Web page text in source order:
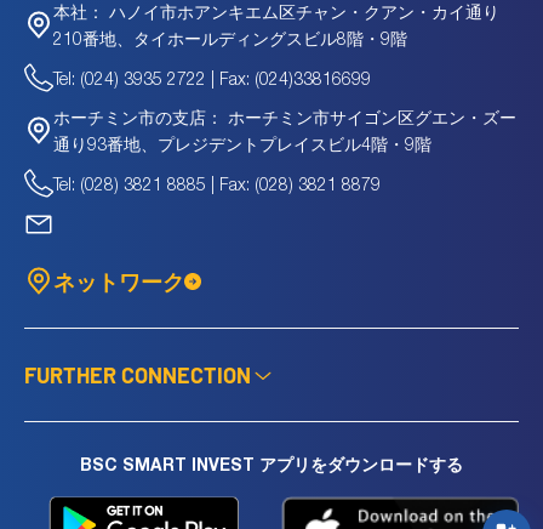
本社：
ハノイ市ホアンキエム区チャン・クアン・カイ通り
210番地、タイホールディングスビル8階・9階
Tel: (024) 3935 2722 | Fax: (024)33816699
ホーチミン市の支店：
ホーチミン市サイゴン区グエン・ズー
通り93番地、プレジデントプレイスビル4階・9階
Tel: (028) 3821 8885 | Fax: (028) 3821 8879
ネットワーク
FURTHER CONNECTION
BSC SMART INVEST アプリをダウンロードする